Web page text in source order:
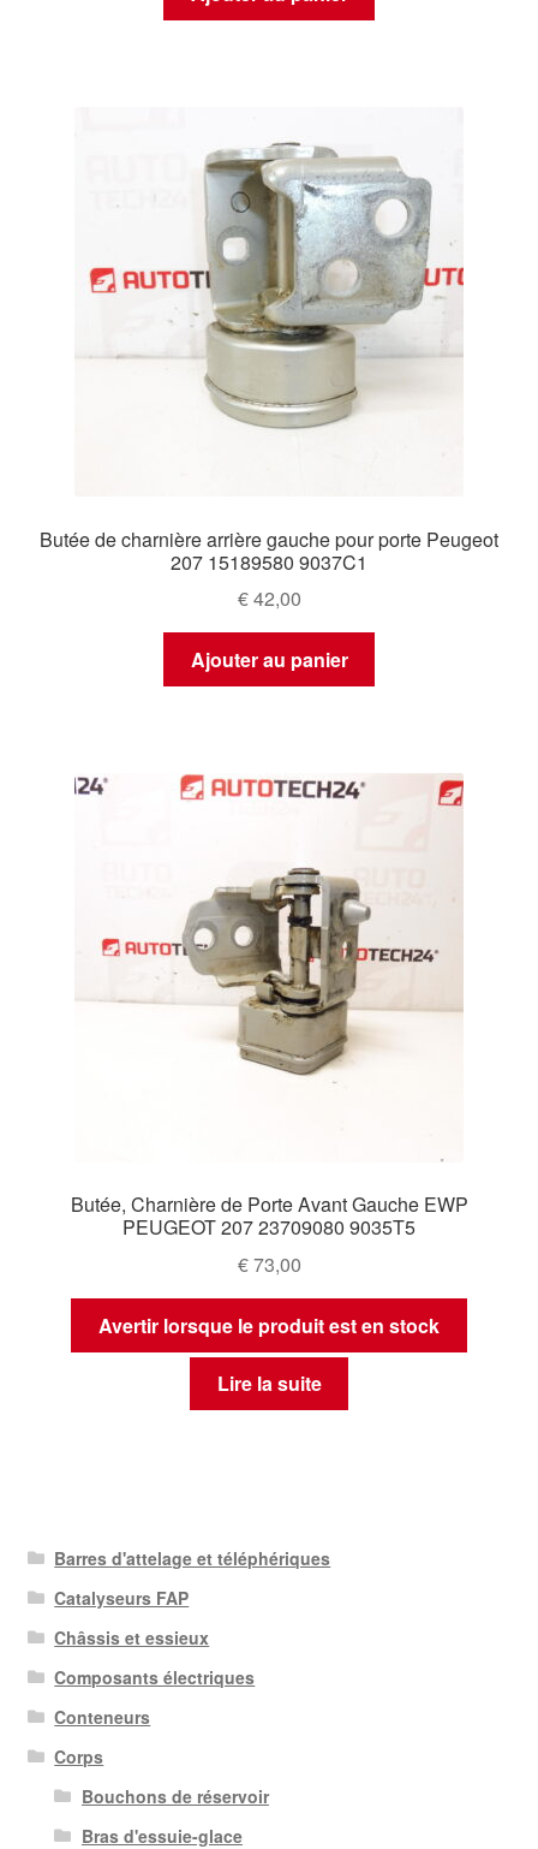
Butée de charnière arrière gauche pour porte Peugeot
207 15189580 9037C1
€42,00
Ajouter au panier
Butée, Charnière de Porte Avant Gauche EWP
PEUGEOT 207 23709080 9035T5
€73,00
Avertir lorsque le produit est en stock
Lire la suite
Barres d'attelage et téléphériques
Catalyseurs FAP
Châssis et essieux
Composants électriques
Conteneurs
Corps
Bouchons de réservoir
Bras d'essuie-glace